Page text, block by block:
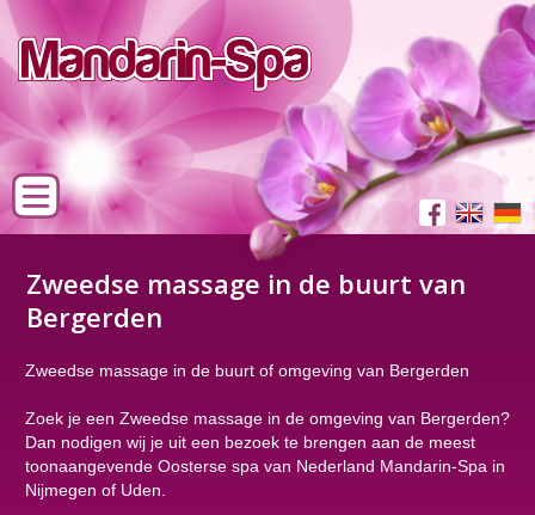
Zweedse massage in de buurt van
Bergerden
Zweedse massage in de buurt of omgeving van Bergerden
Zoek je een Zweedse massage in de omgeving van Bergerden?
Dan nodigen wij je uit een bezoek te brengen aan de meest
toonaangevende Oosterse spa van Nederland Mandarin-Spa in
Nijmegen of Uden.